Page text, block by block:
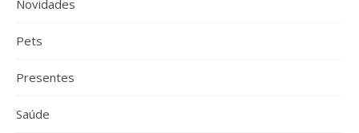
Novidades
Pets
Presentes
Saúde